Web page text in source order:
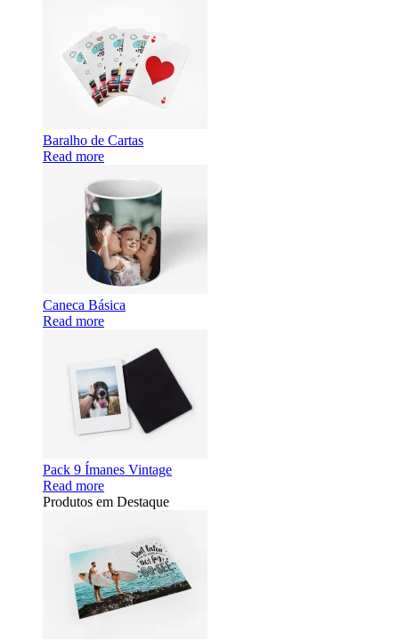
Baralho de Cartas
Read more
Caneca Básica
Read more
Pack 9 Ímanes Vintage
Read more
Produtos em Destaque